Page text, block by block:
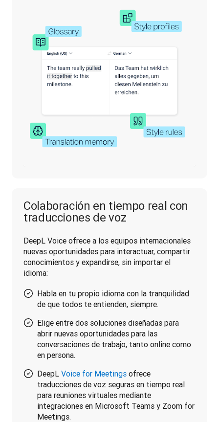
Colaboración en tiempo real con
traducciones de voz
DeepL Voice ofrece a los equipos internacionales
nuevas oportunidades para interactuar, compartir
conocimientos y expandirse, sin importar el
idioma:
Habla en tu propio idioma con la tranquilidad
de que todos te entienden, siempre.
Elige entre dos soluciones diseñadas para
abrir nuevas oportunidades para las
conversaciones de trabajo, tanto online como
en persona.
DeepL Voice for Meetings ofrece
traducciones de voz seguras en tiempo real
para reuniones virtuales mediante
integraciones en Microsoft Teams y Zoom for
Meetings.